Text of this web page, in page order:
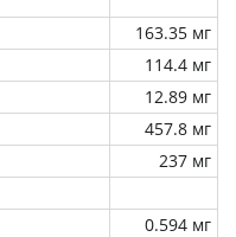
163.35 мг
114.4 мг
12.89 мг
457.8 мг
237 мг
0.594 мг